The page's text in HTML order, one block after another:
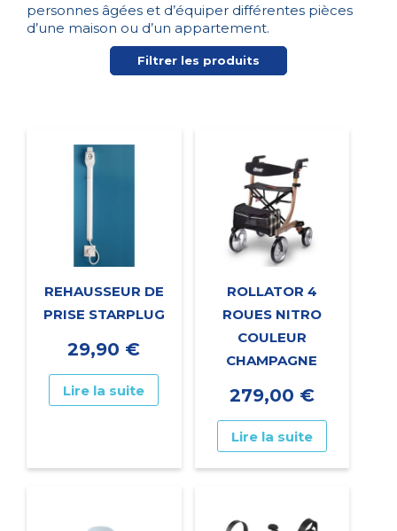
personnes âgées et d’équiper différentes pièces
d’une maison ou d’un appartement.
Filtrer les produits
REHAUSSEUR DE
PRISE STARPLUG
29,90 €
Lire la suite
ROLLATOR 4
ROUES NITRO
COULEUR
CHAMPAGNE
279,00 €
Lire la suite